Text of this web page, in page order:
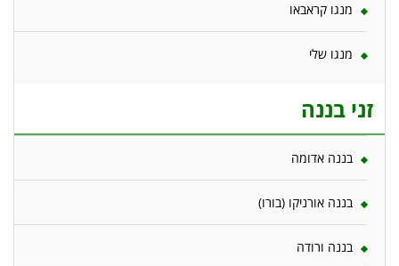
מנגו קראבאו
מנגו שלי
זני בננה
בננה אדומה
בננה אורניקו (בורו)
בננה ורודה